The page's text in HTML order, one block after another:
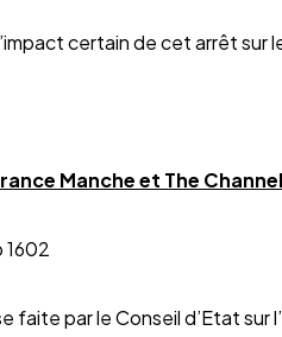
certain de cet arrêt
Manche et The
1602
faite par le Conseil d’Etat